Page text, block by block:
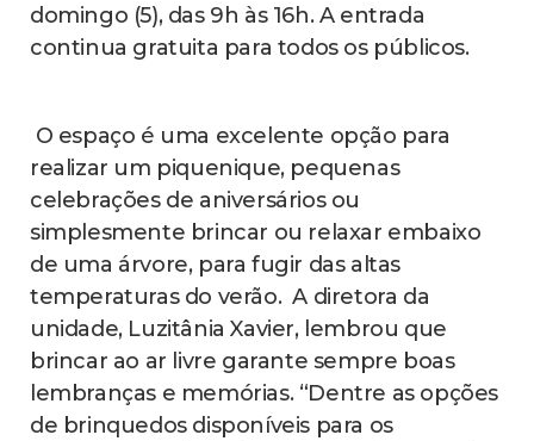
domingo (5), das 9h às 16h. A entrada
continua gratuita para todos os públicos.
‌ O espaço é uma excelente opção para
realizar um piquenique, pequenas
celebrações de aniversários ou
simplesmente brincar ou relaxar embaixo
de uma árvore, para fugir das altas
temperaturas do verão. ‌ A diretora da
unidade, Luzitânia Xavier, lembrou que
brincar ao ar livre garante sempre boas
lembranças e memórias. “Dentre as opções
de brinquedos disponíveis para os